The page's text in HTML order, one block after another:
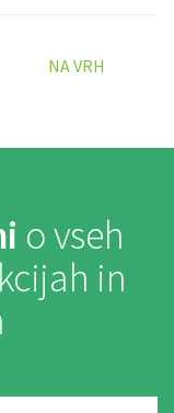
NA VRH
o vseh
in